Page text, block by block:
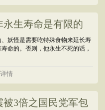
生寿命是有限的
妖怪是需要吃特殊食物来延长寿
命的。否则，他永生不死的话，
情
3倍之国民党军包